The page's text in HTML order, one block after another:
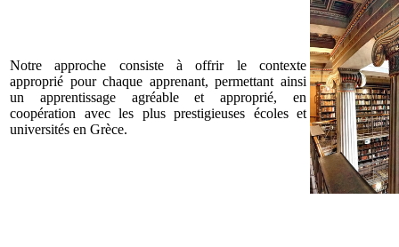
Notre approche consiste à offrir le contexte
approprié pour chaque apprenant, permettant ainsi
un apprentissage agréable et approprié, en
coopération avec les plus prestigieuses écoles et
universités en Grèce.